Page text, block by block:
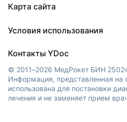
МедТочка
Регистрация врача
Карта сайта
Регионы
Клиники
Условия использования
Обработка персональных
Контакты YDoc
© 2011–2026 МедРокет БИН
Информация, представленная на
использована для постановки
лечения и не заменяет прием